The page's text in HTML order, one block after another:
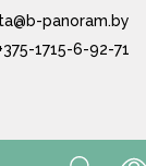
panoram.by
1715-6-92-71